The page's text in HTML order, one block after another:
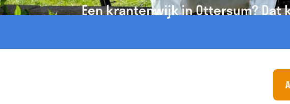
Een krantenwijk in Ottersum? Dat